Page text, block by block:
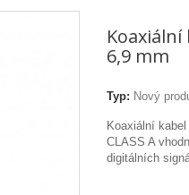
Koaxiální
6,9 mm
Typ: Nový
Koaxiální
CLASS A
digitálních